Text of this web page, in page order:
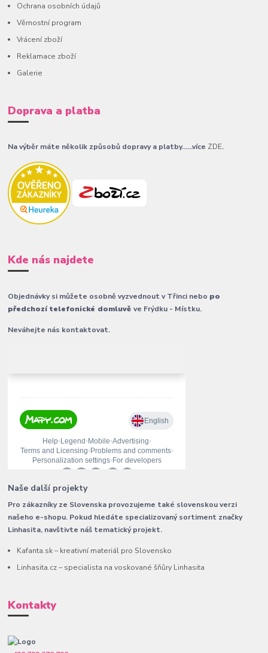
Ochrana osobních údajů
Věrnostní program
Vrácení zboží
Reklamace zboží
Galerie
Doprava a platba
Na výběr máte několik způsobů dopravy a platby......více ZDE.
Kde nás najdete
Objednávky si můžete osobně vyzvednout v Třinci nebo po
předchozí telefonické domluvěve Frýdku - Místku.
Neváhejte nás kontaktovat.
Naše další projekty
Pro zákazníky ze Slovenska provozujeme také slovenskou verzi
našeho e-shopu. Pokud hledáte specializovaný sortiment značky
Linhasita, navštivte náš tematický projekt.
Kafanta.sk – kreativní materiál pro Slovensko
Linhasita.cz – specialista na voskované šňůry Linhasita
Kontakty